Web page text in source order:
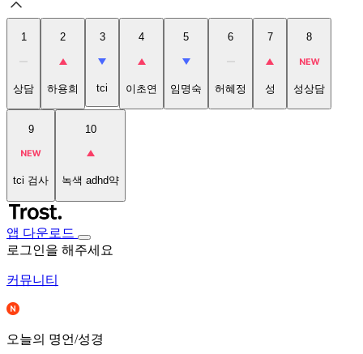
1
상담
2
하용희
3
tci
4
이초연
5
임명숙
6
허혜정
7
성
8
성상담
9
tci 검사
10
녹색 adhd약
앱 다운로드
로그인을 해주세요
커뮤니티
오늘의 명언/성경